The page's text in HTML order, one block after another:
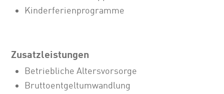
Kinderferienprogramme
Zusatzleistungen
Betriebliche Altersvorsorge
Bruttoentgeltumwandlung